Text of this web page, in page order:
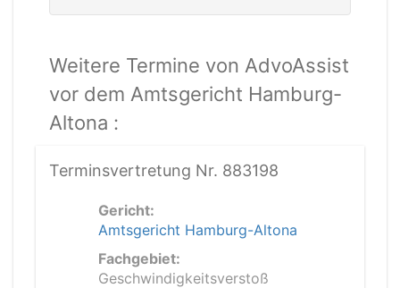
Weitere Termine von AdvoAssist
vor dem Amtsgericht Hamburg-
Altona :
Terminsvertretung Nr. 883198
Gericht:
Amtsgericht Hamburg-Altona
Fachgebiet:
Geschwindigkeitsverstoß